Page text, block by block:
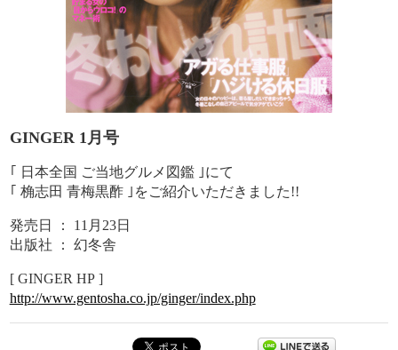
GINGER 1月号
｢ 日本全国 ご当地グルメ図鑑 ｣にて
｢ 桷志田 青梅黒酢 ｣をご紹介いただきました!!
発売日 ： 11月23日
出版社 ： 幻冬舎
[ GINGER HP ]
http://www.gentosha.co.jp/ginger/index.php